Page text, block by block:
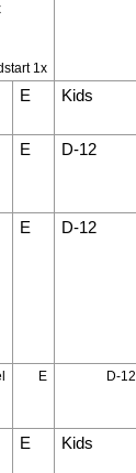
1x
E Kids
E D-12
E D-12
E D-12
E Kids